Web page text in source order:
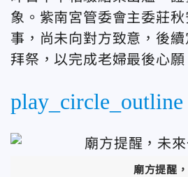
象。紫南宮管委會主委莊
事，尚未向對方致意，後
拜祭，以完成老婦最後心願
play_circle_outline
廟方提醒